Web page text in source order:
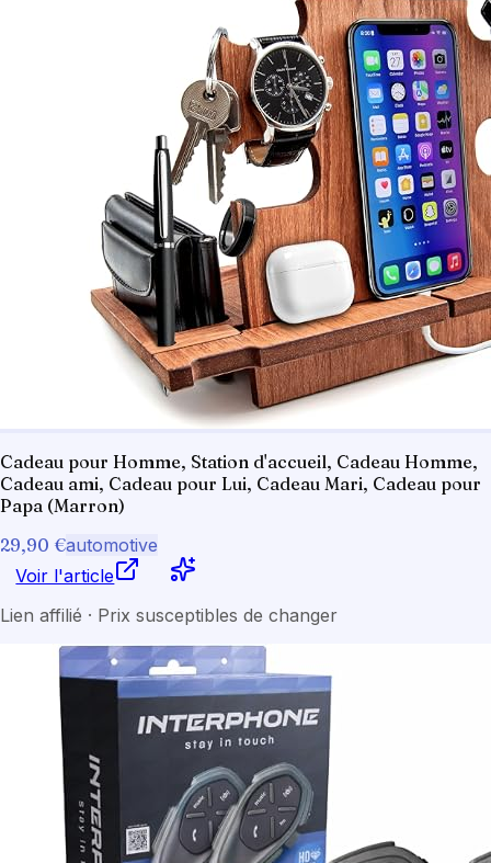
Cadeau pour Homme, Station d'accueil, Cadeau Homme,
Cadeau ami, Cadeau pour Lui, Cadeau Mari, Cadeau pour
Papa (Marron)
29,90 €automotive
Voir l'article
Lien affilié · Prix susceptibles de changer